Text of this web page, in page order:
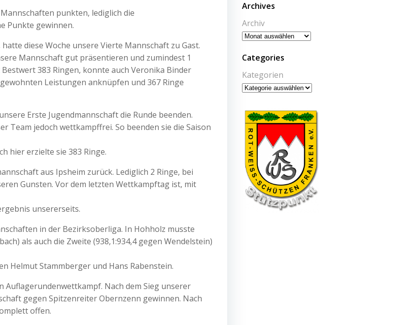
punkten, lediglich die
Punkte gewinnen.
diese Woche unsere Vierte Mannschaft zu Gast.
Mannschaft gut präsentieren und zumindest 1
383 Ringen, konnte auch Veronika Binder
Leistungen anknüpfen und 367 Ringe
Erste Jugendmannschaft die Runde beenden.
Team jedoch wettkampffrei. So beenden sie die Saison
hier erzielte sie 383 Ringe.
aus Ipsheim zurück. Lediglich 2 Ringe, bei
Gunsten. Vor dem letzten Wettkampftag ist, mit
unsererseits.
in der Bezirksoberliga. In Hohholz musste
als auch die Zweite (938,1:934,4 gegen Wendelstein)
Helmut Stammberger und Hans Rabenstein.
Auflagerundenwettkampf. Nach dem Sieg unserer
gegen Spitzenreiter Obernzenn gewinnen. Nach
offen.
Archives
Archiv
Categories
Kategorien